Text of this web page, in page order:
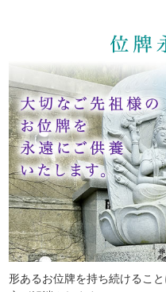
形あるお位牌を持ち続けるこ